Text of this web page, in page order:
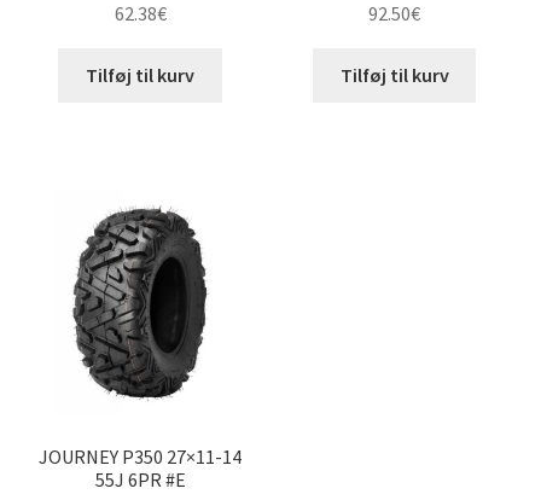
62.38€
Tilføj til kurv
92.50€
Tilføj til kurv
JOURNEY P350 27×11-14
55J 6PR #E